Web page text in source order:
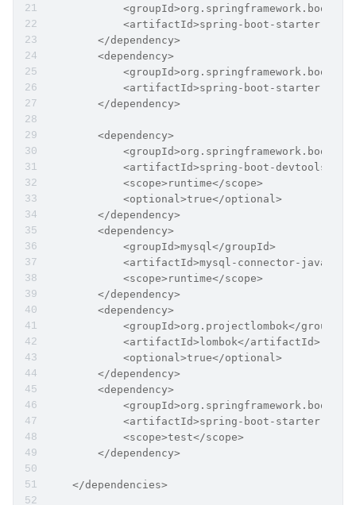
<groupId>org.springframework.boot</
<artifactId>spring-boot-starter-
        </dependency>
        <dependency>
<groupId>org.springframework.boot</
<artifactId>spring-boot-starter-
        </dependency>
        <dependency>
<groupId>org.springframework.boot</
<artifactId>spring-boot-devtools</
            <scope>runtime</scope>
            <optional>true</optional>
        </dependency>
        <dependency>
            <groupId>mysql</groupId>
<artifactId>mysql-connector-java</
            <scope>runtime</scope>
        </dependency>
        <dependency>
            <groupId>org.projectlombok</groupId>
            <artifactId>lombok</artifactId>
            <optional>true</optional>
        </dependency>
        <dependency>
<groupId>org.springframework.boot</
<artifactId>spring-boot-starter-
            <scope>test</scope>
        </dependency>
    </dependencies>